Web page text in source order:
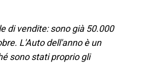
di vendite: sono già 50.000
L'Auto dell'anno è un
sono stati proprio gli